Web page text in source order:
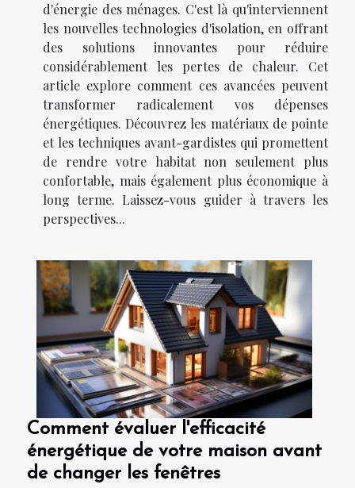
d'énergie des ménages. C'est là qu'interviennent
les nouvelles technologies d'isolation, en offrant
des solutions innovantes pour réduire
considérablement les pertes de chaleur. Cet
article explore comment ces avancées peuvent
transformer radicalement vos dépenses
énergétiques. Découvrez les matériaux de pointe
et les techniques avant-gardistes qui promettent
de rendre votre habitat non seulement plus
confortable, mais également plus économique à
long terme. Laissez-vous guider à travers les
perspectives...
Comment évaluer l'efficacité
énergétique de votre maison avant
de changer les fenêtres